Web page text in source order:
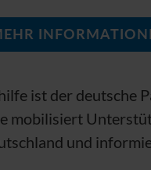
ist der deutsche
mobilisiert
und